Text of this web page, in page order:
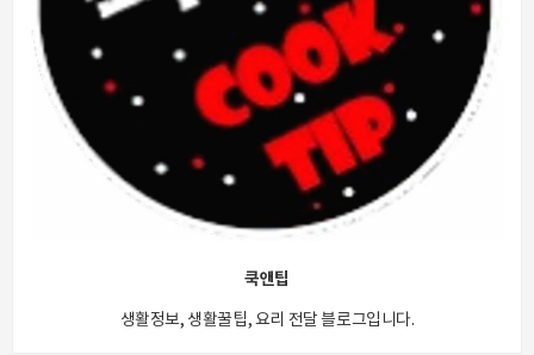
쿡앤팁
생활정보, 생활꿀팁, 요리 전달 블로그입니다.